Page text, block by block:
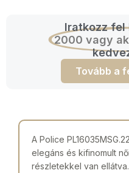
Iratkozz fel
2000 vagy
Tovább a
A Police
elegáns és kifinomult
részletekkel van